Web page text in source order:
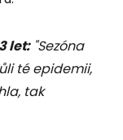
let:"Sezóna
té epidemii,
tak